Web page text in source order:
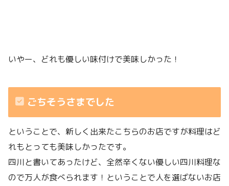
いやー、どれも優しい味付けで美味しかった！
ごちそうさまでした
ということで、新しく出来たこちらのお店ですが料理はど
れもとっても美味しかったです。
四川と書いてあったけど、全然辛くない優しい四川料理な
ので万人が食べられます！ということで人を選ばないお店